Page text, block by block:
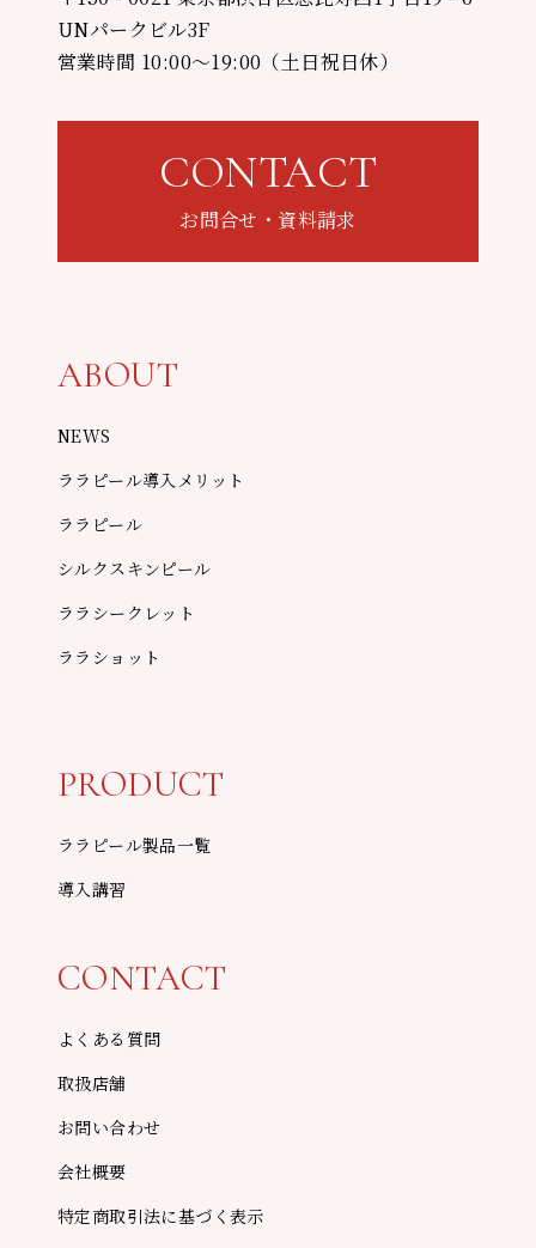
UNパークビル3F
営業時間 10:00〜19:00（土日祝日休）
CONTACT
お問合せ・資料請求
ABOUT
NEWS
ララピール導入メリット
ララピール
シルクスキンピール
ララシークレット
ララショット
PRODUCT
ララピール製品一覧
導入講習
CONTACT
よくある質問
取扱店舗
お問い合わせ
会社概要
特定商取引法に基づく表示